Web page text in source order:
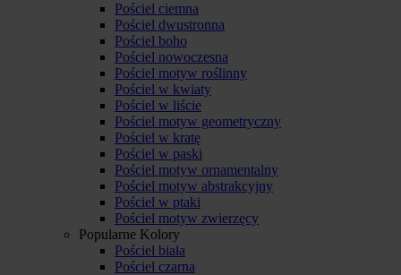
Pościel ciemna
Pościel dwustronna
Pościel boho
Pościel nowoczesna
Pościel motyw roślinny
Pościel w kwiaty
Pościel w liście
Pościel motyw geometryczny
Pościel w kratę
Pościel w paski
Pościel motyw ornamentalny
Pościel motyw abstrakcyjny
Pościel w ptaki
Pościel motyw zwierzęcy
Popularne Kolory
Pościel biała
Pościel czarna